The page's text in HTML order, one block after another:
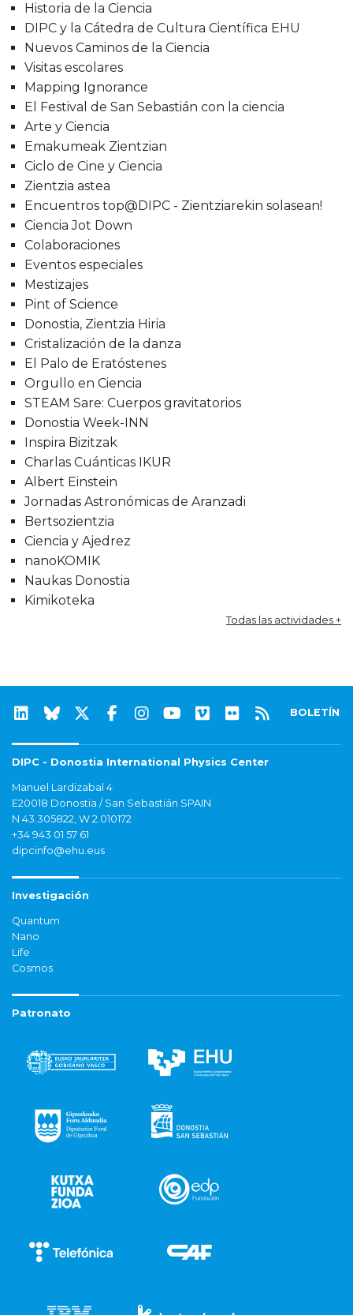
Historia de la Ciencia
DIPC y la Cátedra de Cultura Científica EHU
Nuevos Caminos de la Ciencia
Visitas escolares
Mapping Ignorance
El Festival de San Sebastián con la ciencia
Arte y Ciencia
Emakumeak Zientzian
Ciclo de Cine y Ciencia
Zientzia astea
Encuentros top@DIPC - Zientziarekin solasean!
Ciencia Jot Down
Colaboraciones
Eventos especiales
Mestizajes
Pint of Science
Donostia, Zientzia Hiria
Cristalización de la danza
El Palo de Eratóstenes
Orgullo en Ciencia
STEAM Sare: Cuerpos gravitatorios
Donostia Week-INN
Inspira Bizitzak
Charlas Cuánticas IKUR
Albert Einstein
Jornadas Astronómicas de Aranzadi
Bertsozientzia
Ciencia y Ajedrez
nanoKOMIK
Naukas Donostia
Kimikoteka
Todas las actividades +
BOLETÍN
DIPC - Donostia International Physics Center
Manuel Lardizabal 4
E20018 Donostia / San Sebastián SPAIN
N 43.305822, W 2.010172
+34 943 01 57 61
dipcinfo@ehu.eus
Investigación
Quantum
Nano
Life
Cosmos
Patronato